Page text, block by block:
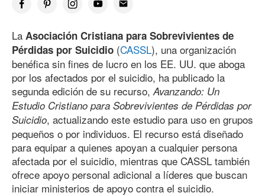
La Asociación Cristiana para Sobrevivientes de
Pérdidas por Suicidio (CASSL), una organización
benéfica sin fines de lucro en los EE. UU. que aboga
por los afectados por el suicidio, ha publicado la
segunda edición de su recurso, Avanzando: Un
Estudio Cristiano para Sobrevivientes de Pérdidas por
Suicidio, actualizando este estudio para uso en grupos
pequeños o por individuos. El recurso está diseñado
para equipar a quienes apoyan a cualquier persona
afectada por el suicidio, mientras que CASSL también
ofrece apoyo personal adicional a líderes que buscan
iniciar ministerios de apoyo contra el suicidio.